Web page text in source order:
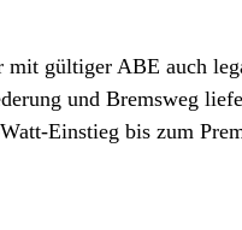
mit gültiger ABE auch
und Bremsweg
Einstieg bis zum